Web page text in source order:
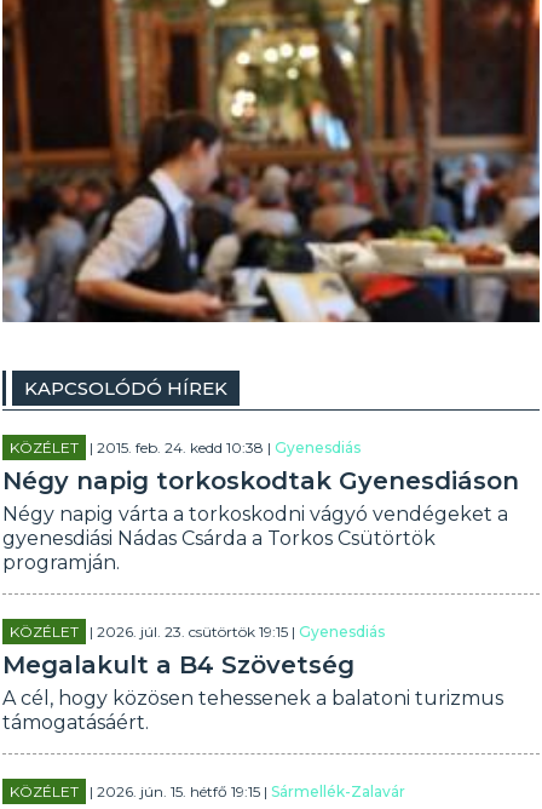
KAPCSOLÓDÓ HÍREK
KÖZÉLET | 2015. feb. 24. kedd 10:38 |Gyenesdiás
Négy napig torkoskodtak Gyenesdiáson
Négy napig várta a torkoskodni vágyó vendégeket a
gyenesdiási Nádas Csárda a Torkos Csütörtök
programján.
KÖZÉLET | 2026. júl. 23. csütörtök 19:15 |Gyenesdiás
Megalakult a B4 Szövetség
A cél, hogy közösen tehessenek a balatoni turizmus
támogatásáért.
KÖZÉLET | 2026. jún. 15. hétfő 19:15 |Sármellék-Zalavár